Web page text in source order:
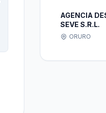
AGENCIA
SEVE S.R.L.
ORURO